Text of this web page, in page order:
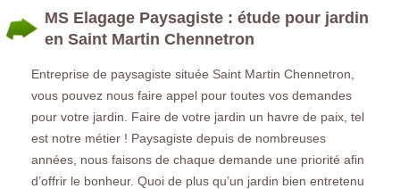
MS Elagage Paysagiste : étude pour jardin
en Saint Martin Chennetron
Entreprise de paysagiste située Saint Martin Chennetron,
vous pouvez nous faire appel pour toutes vos demandes
pour votre jardin. Faire de votre jardin un havre de paix, tel
est notre métier ! Paysagiste depuis de nombreuses
années, nous faisons de chaque demande une priorité afin
d’offrir le bonheur. Quoi de plus qu’un jardin bien entretenu